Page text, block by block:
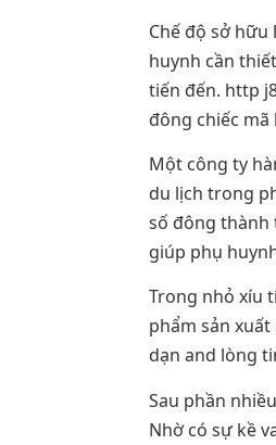
Chế độ sở
huynh cần
tiến đến. http
đông chiếc
Một công ty
du lịch trong
số đông thành
giúp phụ
Trong nhỏ xíu
phẩm sản
dạn and lòng
Sau phần
Nhờ có sự kề